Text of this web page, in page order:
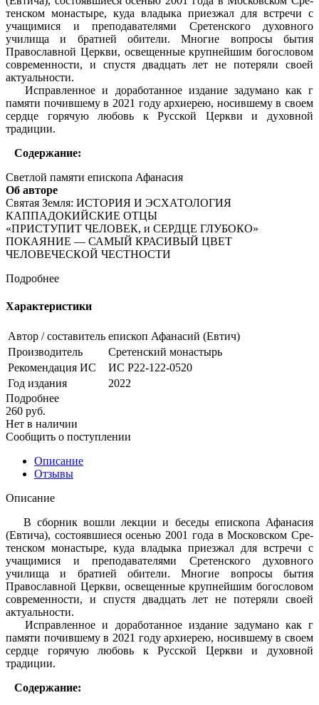
тенском монастыре, куда владыка приезжал для встречи с
учащимися и преподавателями Сретенского духовного
училища и бра­тией обители. Многие вопросы бытия
Православной Церкви, освещенные крупнейшим богословом
современности, и спустя двадцать лет не потеряли своей
актуальности.
Исправленное и доработанное издание задумано как г
памяти почившему в 2021 году архиерею, носившему в своем
сердце горячую любовь к Русской Церкви и духовной
традиции.
Содержание:
Светлой памяти епископа Афанасия
Об авторе
Святая Земля: ИСТОРИЯ И ЭСХАТОЛОГИЯ
КАППАДОКИЙСКИЕ ОТЦЫ
«ПРИСТУПИТ ЧЕЛОВЕК, и СЕРДЦЕ ГЛУБОКО»
ПОКАЯНИЕ — САМЫЙ КРАСИВЫЙ ЦВЕТ
ЧЕЛОВЕЧЕСКОЙ ЧЕСТНОСТИ
Подробнее
Характеристики
Автор / составитель епископ Афанасий (Евтич)
Производитель
Сретенский монастырь
Рекомендация ИС
ИС Р22-122-0520
Год издания
2022
Подробнее
260 руб.
Нет в наличии
Сообщить о поступлении
Описание
Отзывы
Описание
В сборник вошли лекции и беседы епископа Афанасия
(Евтича), состоявшиеся осенью 2001 года в Московском Сре­
тенском монастыре, куда владыка приезжал для встречи с
учащимися и преподавателями Сретенского духовного
училища и бра­тией обители. Многие вопросы бытия
Православной Церкви, освещенные крупнейшим богословом
современности, и спустя двадцать лет не потеряли своей
актуальности.
Исправленное и доработанное издание задумано как г
памяти почившему в 2021 году архиерею, носившему в своем
сердце горячую любовь к Русской Церкви и духовной
традиции.
Содержание: